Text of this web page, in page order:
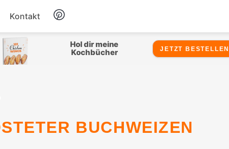
Hähnchen
Snacks
Kontakt
Hol dir meine
Kochbücher
JETZT